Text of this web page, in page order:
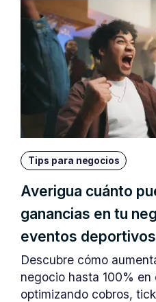
Tips para negocios
Averigua cuánto
ganancias en tu
eventos deportivos
Descubre cómo
negocio hasta 100%
optimizando cobros,